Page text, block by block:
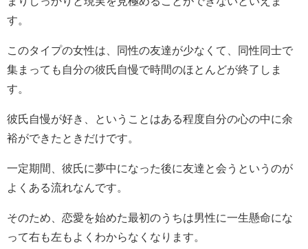
す。
このタイプの女性は、同性の友達が少なくて、同性同士で
集まっても自分の彼氏自慢で時間のほとんどが終了しま
す。
彼氏自慢が好き、ということはある程度自分の心の中に余
裕ができたときだけです。
一定期間、彼氏に夢中になった後に友達と会うというのが
よくある流れなんです。
そのため、恋愛を始めた最初のうちは男性に一生懸命にな
って右も左もよくわからなくなります。